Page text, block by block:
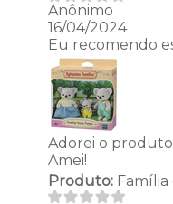
Anônimo
16/04/2024
Eu recomendo
Adorei o
Amei!
Produto: Família